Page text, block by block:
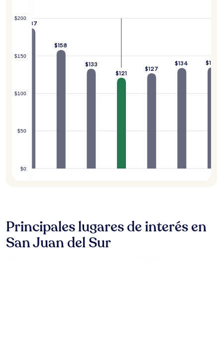
$0
$50
$100
$150
$200
$187
$158
$133
$121
$127
$134 $135
Principales lugares de interés en
San Juan del Sur